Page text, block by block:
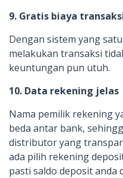
9. Gratis biaya
Dengan sistem yang
melakukan transaksi
keuntungan pun utuh.
10. Data rekening jelas
Nama pemilik rekening
beda antar bank,
distributor yang
ada pilih rekening
pasti saldo deposit anda